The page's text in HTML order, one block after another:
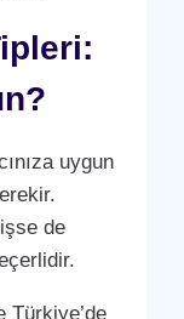
uygun
de
Türkiye’de